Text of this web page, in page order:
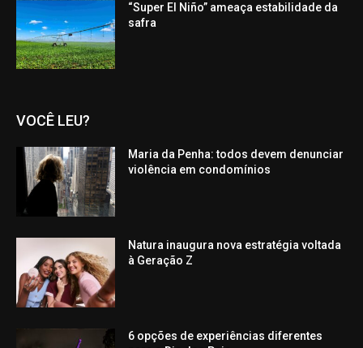
“Super El Niño” ameaça estabilidade da
safra
VOCÊ LEU?
Maria da Penha: todos devem denunciar
violência em condomínios
Natura inaugura nova estratégia voltada
à Geração Z
6 opções de experiências diferentes